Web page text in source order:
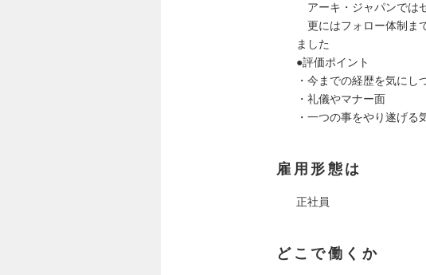
アーキ・ジャパンでは
更にはフォロー体制ま
ました
●評価ポイント
・今までの経歴を気にし
・礼儀やマナー面
・一つの事をやり遂げる
雇用形態は
正社員
どこで働くか